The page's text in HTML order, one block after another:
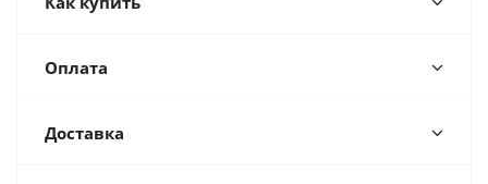
Оплата
Доставка